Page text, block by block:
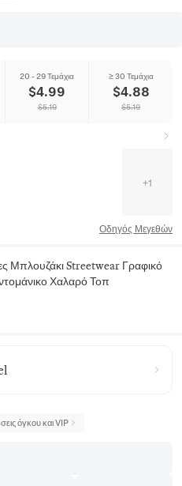
20 - 29 Τεμάχια
$4.99
$5.19
≥ 30 Τεμάχια
$4.88
$5.19
+1
Οδηγός Μεγεθών
Μπλουζάκι Streetwear Γραφικό
Χαλαρό Τοπ
όγκου και VIP